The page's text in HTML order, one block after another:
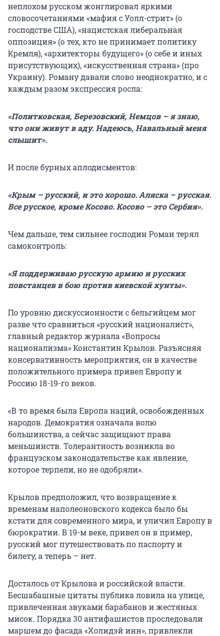
неплохом русском жонглировал яркими
словосочетаниями «мафия с Уолл-стрит» (о
господстве США), «нацистская либеральная
оппозиция» (о тех, кто не принимает политику
Кремля), «архитекторы будущего» (о себе и иных
присутствующих), «искусственная страна» (про
Украину). Роману давали слово неоднократно, и с
каждым разом экспрессия росла:
«Политковская, Березовский, Немцов – я знаю,
что они живут в аду. Надеюсь, Навальный меня
слышит».
И после бурных аплодисментов:
«Крым – русский, и это хорошо. Аляска – русская.
Все русское, кроме Косово. Косово – это Сербия».
Чем дальше, тем сильнее господин Роман терял
самоконтроль:
«Я поддерживаю русскую армию и русских
повстанцев в бою против киевской хунты».
По уровню дискуссионности с бельгийцем мог
разве что сравниться «русский националист»,
главный редактор журнала «Вопросы
национализма» Константин Крылов. Разъясняя
консервативность мероприятия, он в качестве
положительного примера привел Европу и
Россию 18-19-го веков.
«В то время была Европа наций, освобожденных
народов. Демократия означала волю
большинства, а сейчас защищают права
меньшинств. Толерантность возникла во
французском законодательстве как явление,
которое терпели, но не одобряли».
Крылов предположил, что возвращение к
временам наполеоновского кодекса было бы
кстати для современного мира, и уличил Европу в
бюрократии. В 19-м веке, привел он в пример,
русский мог путешествовать по паспорту и
билету, а теперь – нет.
Досталось от Крылова и российской власти.
Бесшабашные цитаты публика ловила на улице,
привлеченная звуками барабанов и жестяных
мисок. Порядка 30 антифашистов проследовали
маршем до фасада «Холидэй инн», привлекли